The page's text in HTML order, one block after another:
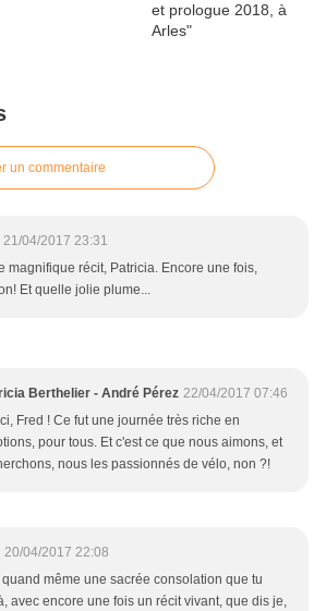
un commentaire
21/04/2017 23:31
magnifique récit, Patricia. Encore une fois,
Et quelle jolie plume...
Berthelier - André Pérez 22/04/2017 07:46
Fred ! Ce fut une journée très riche en
pour tous. Et c'est ce que nous aimons, et
nous les passionnés de vélo, non ?!
20/04/2017 22:08
quand même une sacrée consolation que tu
avec encore une fois un récit vivant, que dis je,